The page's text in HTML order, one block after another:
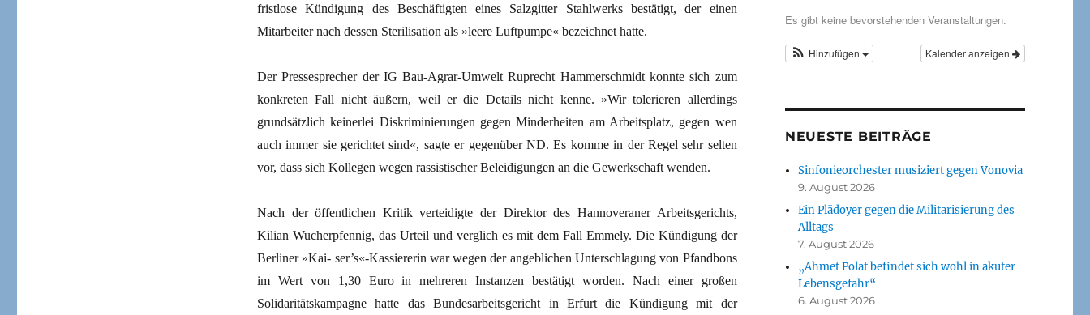
fristlose Kündigung des Beschäftigten eines Salzgitter Stahlwerks bestätigt, der einen
Mitarbeiter nach dessen Sterilisation als »leere Luftpumpe« bezeichnet hatte.
Der Pressesprecher der IG Bau-Agrar-Umwelt Ruprecht Hammerschmidt konnte sich zum
konkreten Fall nicht äußern, weil er die Details nicht kenne. »Wir tolerieren allerdings
grundsätzlich keinerlei Diskriminierungen gegen Minderheiten am Arbeitsplatz, gegen wen
auch immer sie gerichtet sind«, sagte er gegenüber ND. Es komme in der Regel sehr selten
vor, dass sich Kollegen wegen rassistischer Beleidigungen an die Gewerkschaft wenden.
Nach der öffentlichen Kritik verteidigte der Direktor des Hannoveraner Arbeitsgerichts,
Kilian Wucherpfennig, das Urteil und verglich es mit dem Fall Emmely. Die Kündigung der
Berliner »Kai- ser’s«-Kassiererin war wegen der angeblichen Unterschlagung von Pfandbons
im Wert von 1,30 Euro in mehreren Instanzen bestätigt worden. Nach einer großen
Solidaritätskampagne hatte das Bundesarbeitsgericht in Erfurt die Kündigung mit der
Es gibt keine bevorstehenden Veranstaltungen.
Kalender anzeigen
Hinzufügen
NEUESTE BEITRÄGE
Sinfonieorchester musiziert gegen Vonovia
9. August 2026
Ein Plädoyer gegen die Militarisierung des
Alltags
7. August 2026
„Ahmet Polat befindet sich wohl in akuter
Lebensgefahr“
6. August 2026